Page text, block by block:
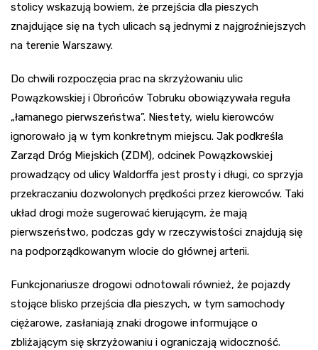
stolicy wskazują bowiem, że przejścia dla pieszych
znajdujące się na tych ulicach są jednymi z najgroźniejszych
na terenie Warszawy.
Do chwili rozpoczęcia prac na skrzyżowaniu ulic
Powązkowskiej i Obrońców Tobruku obowiązywała reguła
„łamanego pierwszeństwa”. Niestety, wielu kierowców
ignorowało ją w tym konkretnym miejscu. Jak podkreśla
Zarząd Dróg Miejskich (ZDM), odcinek Powązkowskiej
prowadzący od ulicy Waldorffa jest prosty i długi, co sprzyja
przekraczaniu dozwolonych prędkości przez kierowców. Taki
układ drogi może sugerować kierującym, że mają
pierwszeństwo, podczas gdy w rzeczywistości znajdują się
na podporządkowanym wlocie do głównej arterii.
Funkcjonariusze drogowi odnotowali również, że pojazdy
stojące blisko przejścia dla pieszych, w tym samochody
ciężarowe, zasłaniają znaki drogowe informujące o
zbliżającym się skrzyżowaniu i ograniczają widoczność.